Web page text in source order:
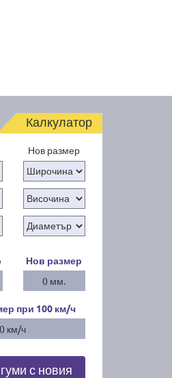
Калкулатор
Нов размер
Нов размер
0 мм.
при 100 км/ч
0 км/ч
с новия